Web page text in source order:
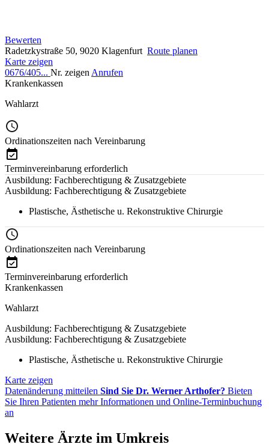
Bewerten
Radetzkystraße 50, 9020 Klagenfurt Route planen
Karte zeigen
0676/405... Nr. zeigen Anrufen
Krankenkassen
Wahlarzt
Ordinationszeiten nach Vereinbarung
Terminvereinbarung erforderlich
Ausbildung: Fachberechtigung & Zusatzgebiete
Ausbildung: Fachberechtigung & Zusatzgebiete
Plastische, Ästhetische u. Rekonstruktive Chirurgie
Ordinationszeiten nach Vereinbarung
Terminvereinbarung erforderlich
Krankenkassen
Wahlarzt
Ausbildung: Fachberechtigung & Zusatzgebiete
Ausbildung: Fachberechtigung & Zusatzgebiete
Plastische, Ästhetische u. Rekonstruktive Chirurgie
Karte zeigen
Datenänderung mitteilen Sind Sie Dr. Werner Arthofer? Bieten
Sie Ihren Patienten mehr Informationen und Online-Terminbuchung
an
Weitere Ärzte im Umkreis